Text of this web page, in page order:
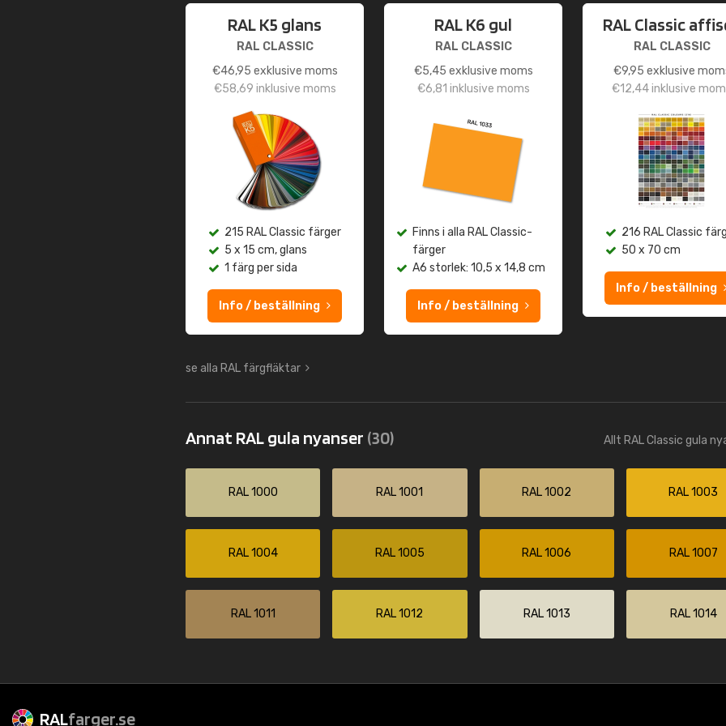
RAL K5 glans
RAL CLASSIC
€46,95 exklusive moms
€58,69 inklusive moms
215 RAL Classic färger
5 x 15 cm, glans
1 färg per sida
Info / beställning
RAL K6 gul
RAL CLASSIC
€5,45 exklusive moms
€6,81 inklusive moms
Finns i alla RAL Classic-
färger
A6 storlek: 10,5 x 14,8 cm
Info / beställning
RAL Classic
RAL CLASSIC
€9,95 exklusive
€12,44inklusive
216 RAL Classic
50 x 70 cm
Info / beställning
se alla RAL färgfläktar
Annat RAL gula nyanser (30) Allt RAL Classic gula
RAL 1000 RAL 1001 RAL 1002 RAL 1003
RAL 1004 RAL 1005 RAL 1006 RAL 1007
RAL 1011 RAL 1012 RAL 1013 RAL 1014
RALfarger.se